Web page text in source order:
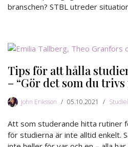
branschen? STBL utreder
Tips för att hålla
– “Gör det som du trivs
John Eriksson 05.10.2021
Att som studerande hitta rutiner
för studierna är inte alltid enkelt.